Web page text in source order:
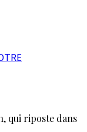
qui riposte dans